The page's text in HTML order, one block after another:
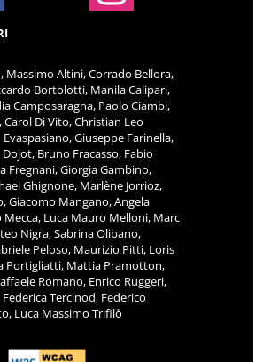
Massimo Altini, Corrado Bellora,
Bortolotti, Manila Calipari,
Camposaragna, Paolo Ciambi,
Di Vito, Christian Leo
Giuseppe Farinella,
Bruno Fracasso, Fabio
Fregnani, Giorgia Gambino,
Ghignone, Marlène Jorrioz,
Giacomo Mangano, Angela
Mecca, Luca Mauro Melloni, Marc
Nigra, Sabrina Olibano,
Peloso, Maurizio Pitti, Loris
Portigliatti, Mattia Pramotton,
Romano, Enrico Ruggeri,
Tercinod, Federico
Luca Massimo Trifilò